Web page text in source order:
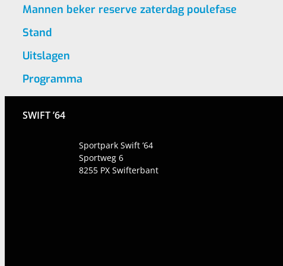
Mannen beker reserve zaterdag poulefase
Stand
Uitslagen
Programma
SWIFT ’64
Sportpark Swift ’64
Sportweg 6
8255 PX Swifterbant